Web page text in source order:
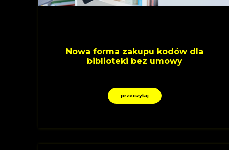
Nowa forma zakupu kodów dla
biblioteki bez umowy
przeczytaj